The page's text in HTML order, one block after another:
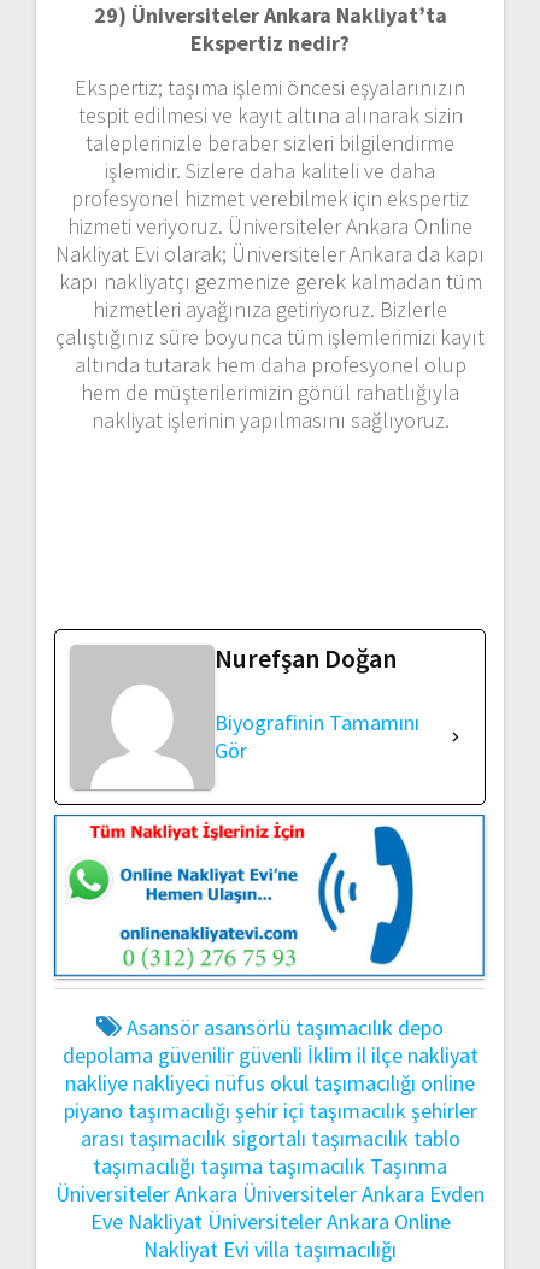
29) Üniversiteler Ankara Nakliyat’ta
Ekspertiz nedir?
Ekspertiz; taşıma işlemi öncesi eşyalarınızın
tespit edilmesi ve kayıt altına alınarak sizin
taleplerinizle beraber sizleri bilgilendirme
işlemidir. Sizlere daha kaliteli ve daha
profesyonel hizmet verebilmek için ekspertiz
hizmeti veriyoruz. Üniversiteler Ankara Online
Nakliyat Evi olarak; Üniversiteler Ankara da kapı
kapı nakliyatçı gezmenize gerek kalmadan tüm
hizmetleri ayağınıza getiriyoruz. Bizlerle
çalıştığınız süre boyunca tüm işlemlerimizi kayıt
altında tutarak hem daha profesyonel olup
hem de müşterilerimizin gönül rahatlığıyla
nakliyat işlerinin yapılmasını sağlıyoruz.
Nurefşan Doğan
Biyografinin Tamamını
Gör
Asansör asansörlü taşımacılık depo
depolama güvenilir güvenli İklim il ilçe nakliyat
nakliye nakliyeci nüfus okul taşımacılığı online
piyano taşımacılığı şehir içi taşımacılıkşehirler
arası taşımacılıksigortalı taşımacılık tablo
taşımacılığı taşıma taşımacılık Taşınma
Üniversiteler Ankara Üniversiteler Ankara Evden
Eve Nakliyat Üniversiteler Ankara Online
Nakliyat Evi villa taşımacılığı